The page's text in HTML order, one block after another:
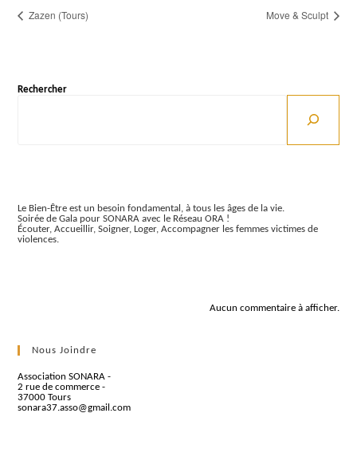
Zazen (Tours) Move & Sculpt
Rechercher
Le Bien-Être est un besoin fondamental, à tous les âges de la vie.
Soirée de Gala pour SONARA avec le Réseau ORA !
Écouter, Accueillir, Soigner, Loger, Accompagner les femmes victimes de
violences.
Aucun commentaire à afficher.
Nous Joindre
Association SONARA -
2 rue de commerce -
37000 Tours
sonara37.asso@gmail.com